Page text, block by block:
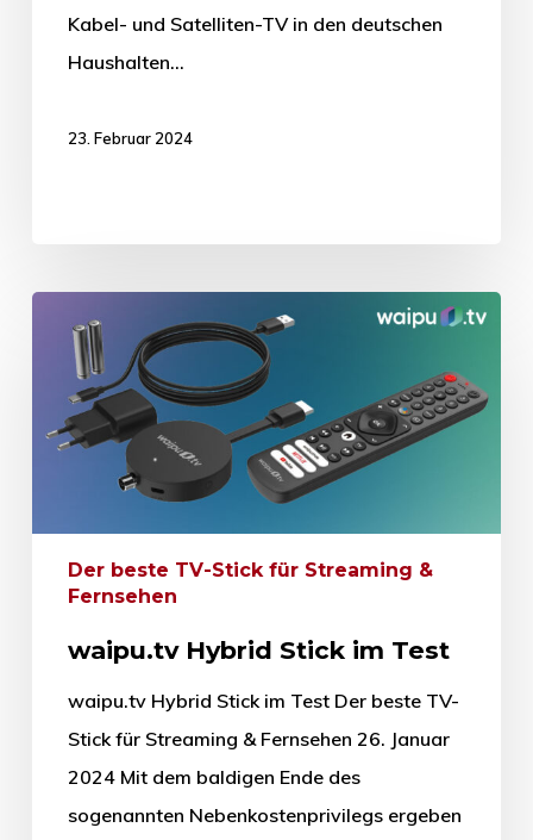
Kabel- und Satelliten-TV in den deutschen
Haushalten…
23. Februar 2024
Der beste TV-Stick für Streaming &
Fernsehen
waipu.tv Hybrid Stick im Test
waipu.tv Hybrid Stick im Test Der beste TV-
Stick für Streaming & Fernsehen 26. Januar
2024 Mit dem baldigen Ende des
sogenannten Nebenkostenprivilegs ergeben